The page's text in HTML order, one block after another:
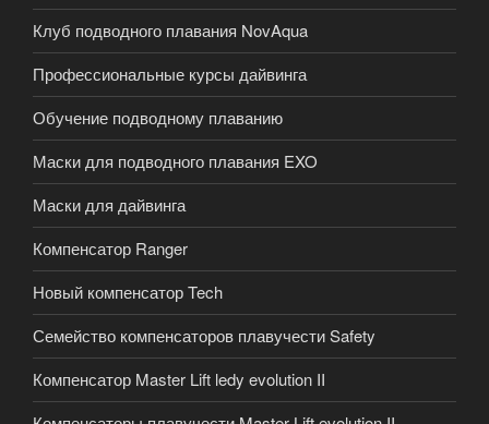
Клуб подводного плавания NovAqua
Профессиональные курсы дайвинга
Обучение подводному плаванию
Маски для подводного плавания EXO
Маски для дайвинга
Компенсатор Ranger
Новый компенсатор Tech
Семейство компенсаторов плавучести Safety
Компенсатор Master Lift ledy evolution II